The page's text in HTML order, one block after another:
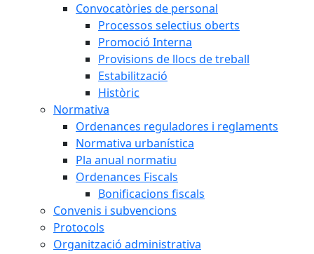
Convocatòries de personal
Processos selectius oberts
Promoció Interna
Provisions de llocs de treball
Estabilització
Històric
Normativa
Ordenances reguladores i reglaments
Normativa urbanística
Pla anual normatiu
Ordenances Fiscals
Bonificacions fiscals
Convenis i subvencions
Protocols
Organització administrativa